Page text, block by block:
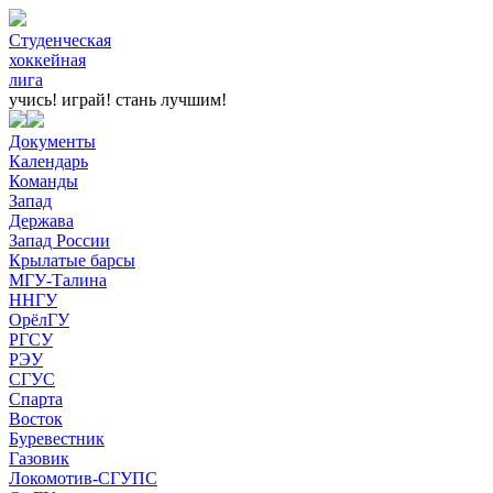
Студенческая
хоккейная
лига
учись! играй! стань лучшим!
Документы
Календарь
Команды
Запад
Держава
Запад России
Крылатые барсы
МГУ-Талина
ННГУ
ОрёлГУ
РГСУ
РЭУ
СГУС
Спарта
Восток
Буревестник
Газовик
Локомотив-СГУПС